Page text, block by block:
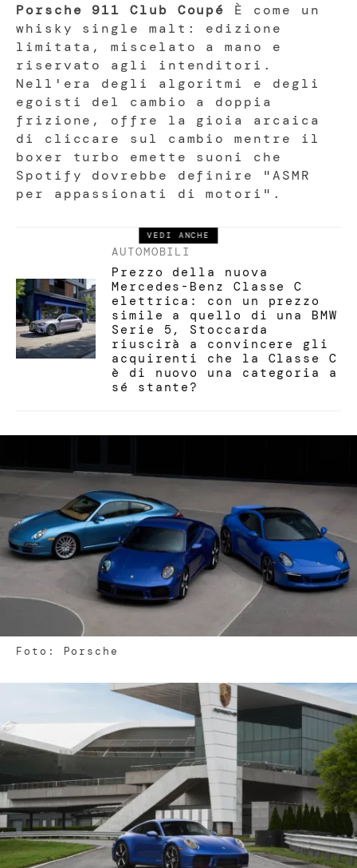
Porsche 911 Club Coupé
È come un
whisky single malt: edizione
limitata, miscelato a mano e
riservato agli intenditori.
Nell'era degli algoritmi e degli
egoisti del cambio a doppia
frizione, offre la gioia arcaica
di cliccare sul cambio mentre il
boxer turbo emette suoni che
Spotify dovrebbe definire "ASMR
per appassionati di motori".
VEDI ANCHE
AUTOMOBILI
Prezzo della nuova
Mercedes-Benz Classe C
elettrica: con un prezzo
simile a quello di una BMW
Serie 5, Stoccarda
riuscirà a convincere gli
acquirenti che la Classe C
è di nuovo una categoria a
sé stante?
Foto: Porsche